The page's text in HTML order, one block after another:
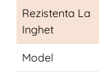
Rezistenta La
Inghet
Model